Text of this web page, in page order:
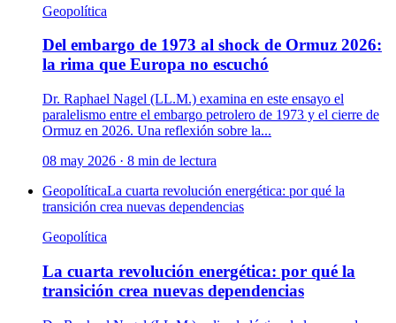
Geopolítica
Del embargo de 1973 al shock de Ormuz 2026:
la rima que Europa no escuchó
Dr. Raphael Nagel (LL.M.) examina en este ensayo el
paralelismo entre el embargo petrolero de 1973 y el cierre de
Ormuz en 2026. Una reflexión sobre la...
08 may 2026 · 8 min de lectura
GeopolíticaLa cuarta revolución energética: por qué la
transición crea nuevas dependencias
Geopolítica
La cuarta revolución energética: por qué la
transición crea nuevas dependencias